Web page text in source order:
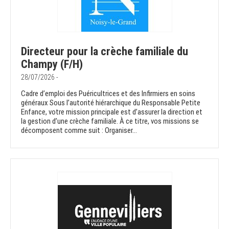
Directeur pour la crèche familiale du
Champy (F/H)
28/07/2026 -
Cadre d’emploi des Puéricultrices et des Infirmiers en soins
généraux Sous l’autorité hiérarchique du Responsable Petite
Enfance, votre mission principale est d’assurer la direction et
la gestion d’une crèche familiale. À ce titre, vos missions se
décomposent comme suit : Organiser...